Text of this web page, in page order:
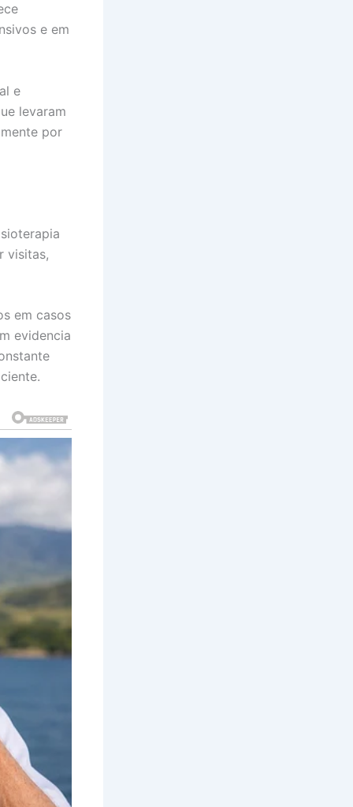
e em
e
levaram
por
visitas,
em casos
evidencia